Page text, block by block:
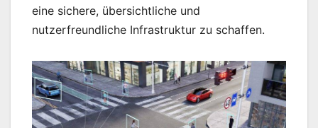
eine sichere, übersichtliche und
nutzerfreundliche Infrastruktur zu schaffen.